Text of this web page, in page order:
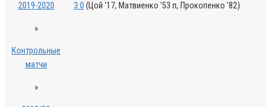
2019-2020
»
Контрольные
матчи
»
3:0 (Цой '17, Матвиенко '53 п, Прокопенко '82)